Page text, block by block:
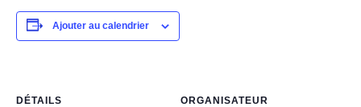
Ajouter au calendrier
DÉTAILS
ORGANISATEUR